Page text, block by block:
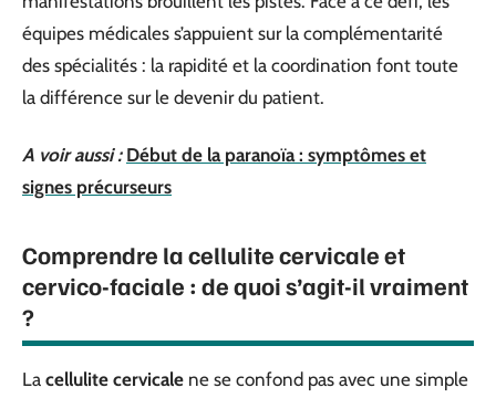
équipes médicales s’appuient sur la complémentarité
des spécialités : la rapidité et la coordination font toute
la différence sur le devenir du patient.
A voir aussi : Début de la paranoïa : symptômes et
signes précurseurs
Comprendre la cellulite cervicale et
cervico-faciale : de quoi s’agit-il vraiment
?
La cellulite cervicale ne se confond pas avec une simple